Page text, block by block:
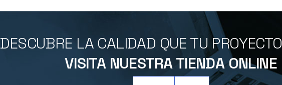
DESCUBRE LA CALIDAD QUE TU
VISITA NUESTRA TIENDA ONLINE